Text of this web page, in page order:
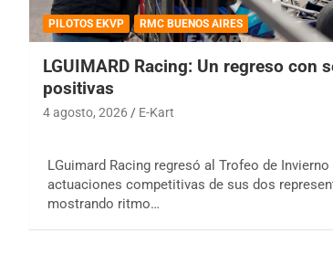
PILOTOS EKVP RMC BUENOS AIRES
LGUIMARD Racing: Un regreso con
positivas
4 agosto, 2026 E-Kart
LGuimard Racing regresó al Trofeo de
actuaciones competitivas de sus dos
mostrando ritmo…